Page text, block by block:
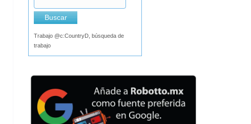
Buscar
Trabajo @c:CountryD, búsqueda de
trabajo